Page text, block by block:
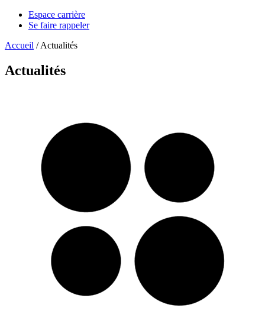
Espace carrière
Se faire rappeler
Accueil /Actualités
Actualités